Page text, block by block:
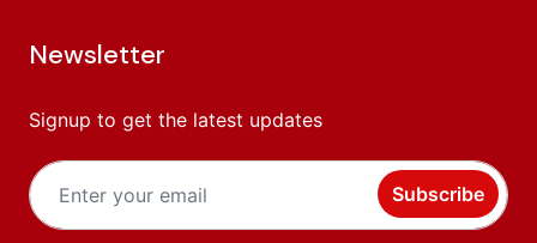
Newsletter
Signup to get the latest updates
Subscribe